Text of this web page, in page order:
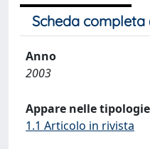
Scheda completa
Anno
2003
Appare nelle
1.1 Articolo in rivista